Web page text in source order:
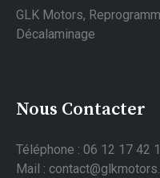
GLK Motors,
Décalaminage
Nous Contacter
Téléphone : 06 12 17 42
Mail :